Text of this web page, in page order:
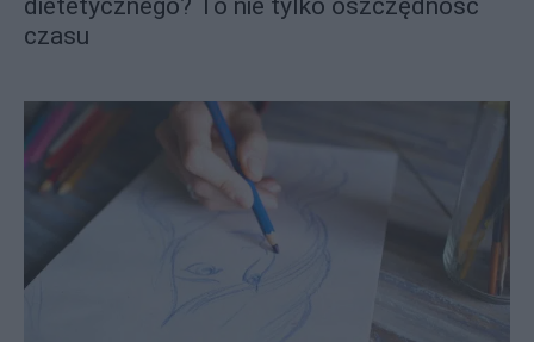
dietetycznego? To nie tylko oszczędność
czasu